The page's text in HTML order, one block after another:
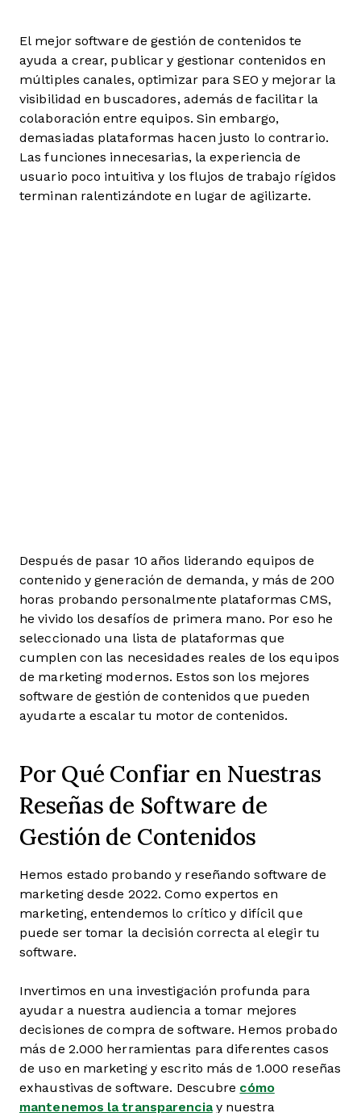
El mejor software de gestión de contenidos te
ayuda a crear, publicar y gestionar contenidos en
múltiples canales, optimizar para SEO y mejorar la
visibilidad en buscadores, además de facilitar la
colaboración entre equipos. Sin embargo,
demasiadas plataformas hacen justo lo contrario.
Las funciones innecesarias, la experiencia de
usuario poco intuitiva y los flujos de trabajo rígidos
terminan ralentizándote en lugar de agilizarte.
Después de pasar 10 años liderando equipos de
contenido y generación de demanda, y más de 200
horas probando personalmente plataformas CMS,
he vivido los desafíos de primera mano. Por eso he
seleccionado una lista de plataformas que
cumplen con las necesidades reales de los equipos
de marketing modernos. Estos son los mejores
software de gestión de contenidos que pueden
ayudarte a escalar tu motor de contenidos.
Por Qué Confiar en Nuestras
Reseñas de Software de
Gestión de Contenidos
Hemos estado probando y reseñando software de
marketing desde 2022. Como expertos en
marketing, entendemos lo crítico y difícil que
puede ser tomar la decisión correcta al elegir tu
software.
Invertimos en una investigación profunda para
ayudar a nuestra audiencia a tomar mejores
decisiones de compra de software. Hemos probado
más de 2.000 herramientas para diferentes casos
de uso en marketing y escrito más de 1.000 reseñas
exhaustivas de software. Descubre cómo
mantenemos la transparenciay nuestra